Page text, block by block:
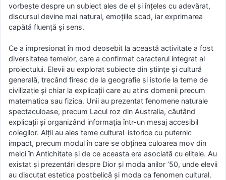
vorbește despre un subiect ales de el și înțeles cu adevărat,
discursul devine mai natural, emoțiile scad, iar exprimarea
capătă fluență și sens.
Ce a impresionat în mod deosebit la această activitate a fost
diversitatea temelor, care a confirmat caracterul integrat al
proiectului. Elevii au explorat subiecte din științe și cultură
generală, trecând firesc de la geografie și istorie la teme de
civilizație și chiar la explicații care au atins domenii precum
matematica sau fizica. Unii au prezentat fenomene naturale
spectaculoase, precum Lacul roz din Australia, căutând
explicații și organizând informația într-un mesaj accesibil
colegilor. Alții au ales teme cultural-istorice cu puternic
impact, precum modul în care se obținea culoarea mov din
melci în Antichitate și de ce aceasta era asociată cu elitele. Au
existat și prezentări despre Dior și moda anilor ’50, unde elevii
au discutat estetica postbelică și moda ca fenomen cultural.